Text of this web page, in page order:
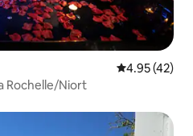
平均评分
4.95 (42)
Rochelle/Niort